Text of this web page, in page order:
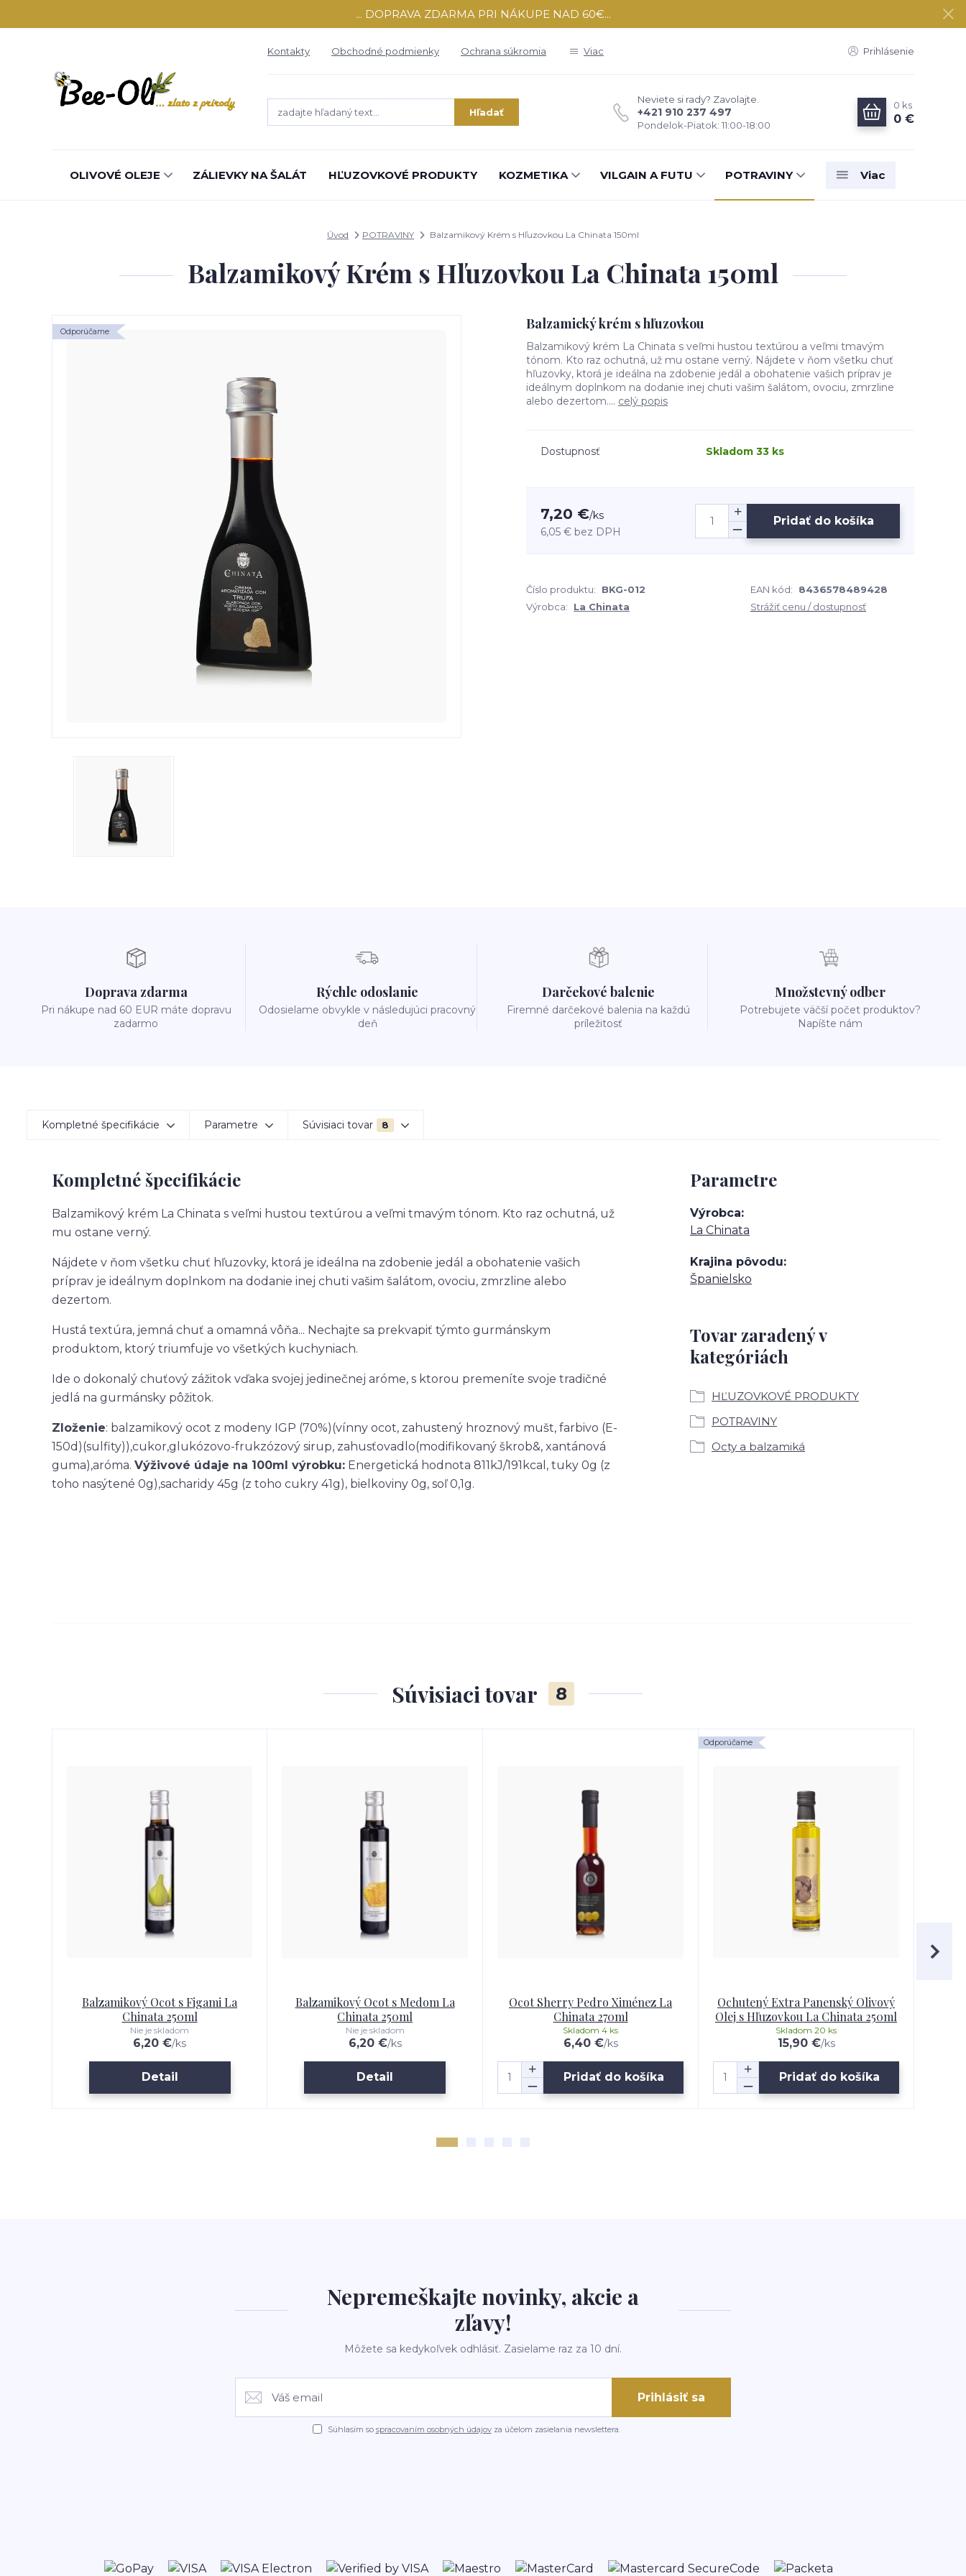
... DOPRAVA ZDARMA PRI NÁKUPE NAD 60€...
Kontakty Obchodné podmienky Ochrana súkromia Viac Prihlásenie
Hľadať
Neviete si rady? Zavolajte.
+421 910 237 497
Pondelok-Piatok: 11:00-18:00
0 ks
0 €
OLIVOVÉ OLEJE ZÁLIEVKY NA ŠALÁT HĽUZOVKOVÉ PRODUKTY KOZMETIKA VILGAIN A FUTU POTRAVINY Viac
Úvod POTRAVINY Balzamikový Krém s Hľuzovkou La Chinata 150ml
Balzamikový Krém s Hľuzovkou La Chinata 150ml
Odporúčame Balzamický krém s hľuzovkou
Balzamikový krém La Chinata s veľmi hustou textúrou a veľmi tmavým
tónom. Kto raz ochutná, už mu ostane verný. Nájdete v ňom všetku chuť
hľuzovky, ktorá je ideálna na zdobenie jedál a obohatenie vašich príprav je
ideálnym doplnkom na dodanie inej chuti vašim šalátom, ovociu, zmrzline
alebo dezertom.... celý popis
Dostupnosť Skladom 33 ks
7,20 €/ks
6,05 € bez DPH
Pridať do košíka
Číslo produktu: BKG-012 EAN kód:
8436578489428
Výrobca:
La Chinata Strážiť cenu / dostupnosť
Doprava zdarma
Pri nákupe nad 60 EUR máte dopravu
zadarmo
Rýchle odoslanie
Odosielame obvykle v následujúci pracovný
deň
Darčekové balenie
Firemné darčekové balenia na každú
príležitosť
Množstevný odber
Potrebujete väčší počet produktov?
Napíšte nám
Kompletné špecifikácie Parametre Súvisiaci tovar 8
Kompletné špecifikácie
Balzamikový krém La Chinata s veľmi hustou textúrou a veľmi tmavým tónom. Kto raz ochutná, už
mu ostane verný.
Nájdete v ňom všetku chuť hľuzovky, ktorá je ideálna na zdobenie jedál a obohatenie vašich
príprav je ideálnym doplnkom na dodanie inej chuti vašim šalátom, ovociu, zmrzline alebo
dezertom.
Hustá textúra, jemná chuť a omamná vôňa... Nechajte sa prekvapiť týmto gurmánskym
produktom, ktorý triumfuje vo všetkých kuchyniach.
Ide o dokonalý chuťový zážitok vďaka svojej jedinečnej aróme, s ktorou premeníte svoje tradičné
jedlá na gurmánsky pôžitok.
Zloženie: balzamikový ocot z modeny IGP (70%)(vínny ocot, zahustený hroznový mušt, farbivo (E-
150d)(sulfity)),cukor,glukózovo-frukzózový sirup, zahusťovadlo(modifikovaný škrob&, xantánová
guma),aróma. Výživové údaje na 100ml výrobku: Energetická hodnota 811kJ/191kcal, tuky 0g (z
toho nasýtené 0g),sacharidy 45g (z toho cukry 41g), bielkoviny 0g, soľ 0,1g.
Parametre
Výrobca
La Chinata
Krajina pôvodu
Španielsko
Tovar zaradený v
kategóriách
HĽUZOVKOVÉ PRODUKTY
POTRAVINY
Octy a balzamiká
Súvisiaci tovar 8
Balzamikový Ocot s Figami La
Chinata 250ml
6,20 €/ks
Nie je skladom
Detail
Balzamikový Ocot s Medom La
Chinata 250ml
6,20 €/ks
Nie je skladom
Detail
Ocot Sherry Pedro Ximénez La
Chinata 270ml
6,40 €/ks
Skladom 4 ks
Pridať do košíka
Odporúčame
Ochutený Extra Panenský Olivový
Olej s Hľuzovkou La Chinata 250ml
15,90 €/ks
Skladom 20 ks
Pridať do košíka
Nepremeškajte novinky, akcie a
zľavy!
Môžete sa kedykoľvek odhlásiť. Zasielame raz za 10 dní.
Prihlásiť sa
Súhlasím so spracovaním osobných údajovza účelom zasielania newslettera.